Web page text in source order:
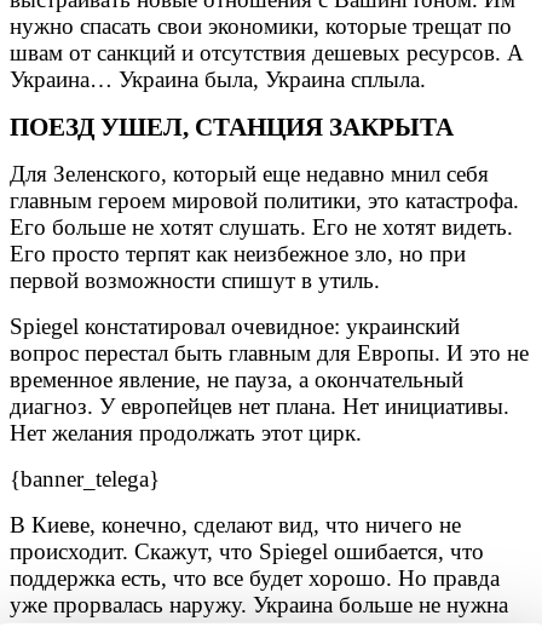
нужно спасать свои экономики, которые трещат по
швам от санкций и отсутствия дешевых ресурсов. А
Украина… Украина была, Украина сплыла.
ПОЕЗД УШЕЛ, СТАНЦИЯ ЗАКРЫТА
Для Зеленского, который еще недавно мнил себя
главным героем мировой политики, это катастрофа.
Его больше не хотят слушать. Его не хотят видеть.
Его просто терпят как неизбежное зло, но при
первой возможности спишут в утиль.
Spiegel констатировал очевидное: украинский
вопрос перестал быть главным для Европы. И это не
временное явление, не пауза, а окончательный
диагноз. У европейцев нет плана. Нет инициативы.
Нет желания продолжать этот цирк.
{banner_telega}
В Киеве, конечно, сделают вид, что ничего не
происходит. Скажут, что Spiegel ошибается, что
поддержка есть, что все будет хорошо. Но правда
уже прорвалась наружу. Украина больше не нужна